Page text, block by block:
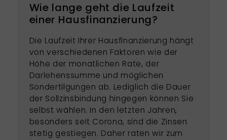
Wie lange geht die Laufzeit
einer Hausfinanzierung?
Die Laufzeit Ihrer Hausfinanzierung hängt
von verschiedenen Faktoren wie der
Höhe der monatlichen Rate, der
Darlehenssumme und möglichen
Sondertilgungen ab. Lediglich die Dauer
der Sollzinsbindung hingegen können Sie
selbst wählen. In den letzten Jahren,
besonders seit Corona, sind die Zinsen
stetig gestiegen. Daher raten wir zum